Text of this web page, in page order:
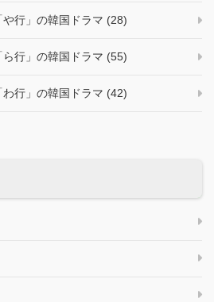
行」の韓国ドラマ (28)
行」の韓国ドラマ (55)
行」の韓国ドラマ (42)